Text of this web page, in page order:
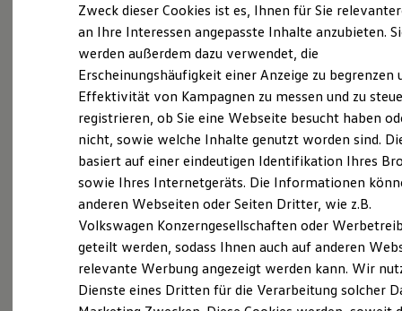
Laden
Laden unterwegs
Laden Zuhause
Ladezeitensimulator
Batterie
Sicherheit
Garantie und Lebensdauer
Nachhaltigkeit
Technologie
Kosten und Kauf
Verbrauchskosten
Kaufoptionen
E-Auto-Förderung
Software und Konnektivität
Die ID. Software 6
ID. Software Versionen und Updates
Digitale Extras
Schnittstellen zu Ihrem ID.
Probefahrt vereinbaren
Fahrzeugangebot anfordern
Servicetermin buchen
Zweck dieser Cookies ist es, Ihnen für Sie
an Ihre Interessen angepasste Inhalte anzubieten.
werden außerdem dazu verwendet, die
Erscheinungshäufigkeit einer Anzeige zu begrenzen
Effektivität von Kampagnen zu messen und zu
registrieren, ob Sie eine Webseite besucht haben
nicht, sowie welche Inhalte genutzt worden sind.
basiert auf einer eindeutigen Identifikation Ihres
sowie Ihres Internetgeräts. Die Informationen
anderen Webseiten oder Seiten Dritter, wie z.B.
Volkswagen Konzerngesellschaften oder
geteilt werden, sodass Ihnen auch auf anderen
relevante Werbung angezeigt werden kann. Wir
Dienste eines Dritten für die Verarbeitung solcher